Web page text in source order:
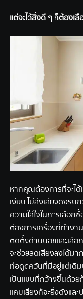
แต่จะได้สิ่งดี ๆ ก็ต้องเลื
หากคุณต้องการที่จะไ
เงียบ ไม่ส่งเสียงดังร
ความใส่ใจในการเลือ
ต้องการเครื่องที่ทำงา
ติดตั้งด้านนอกและเลือ
จะช่วยลดเสียงลงได้ม
ท่อดูดควันที่มีอยู่แต่เดิ
เป็นแบบที่กว้างขึ้นด้วย
แคบเสียงก็จะยิ่งดังแล